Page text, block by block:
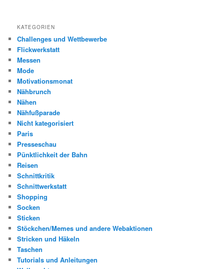
KATEGORIEN
Challenges und Wettbewerbe
Flickwerkstatt
Messen
Mode
Motivationsmonat
Nähbrunch
Nähen
Nähfußparade
Nicht kategorisiert
Paris
Presseschau
Pünktlichkeit der Bahn
Reisen
Schnittkritik
Schnittwerkstatt
Shopping
Socken
Sticken
Stöckchen/Memes und andere Webaktionen
Stricken und Häkeln
Taschen
Tutorials und Anleitungen